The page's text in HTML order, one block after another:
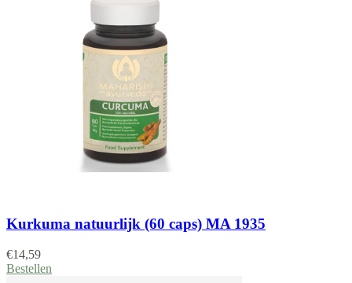
Kurkuma natuurlijk (60 caps) MA 1935
€14,59
Bestellen